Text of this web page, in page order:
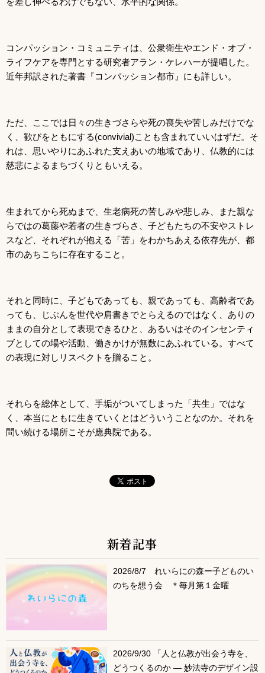
コンパッション・コミュニティは、公衆衛生やエンド・オブ・
ライフケアを専門とする研究者アラン・ケレハーが提唱した。
近年邦訳された著書『コンパッション都市』にも詳しい。
ただ、ここでは日々の生きづさらや死の喪失や苦しみだけでな
く、歓びをともにする(convivial)ことも含まれていいはずだ。そ
れは、思いやりにあふれた支えあいの地域であり、仏教的には
慈悲によるまちづくりともいえる。
生まれてから死ぬまで、生老病死の苦しみや悲しみ、また親な
らではの葛藤や若者の生きづらさ、子どもたちの不安やストレ
スなど、それぞれが抱える「苦」をわかちあえる依存先が、都
市のあちこちに存在すること。
それと同時に、子どもであっても、親であっても、高齢者であ
っても、じぶんを世代や肩書きでとらえるのではなく、ありの
ままの自分として表現できるひと、あるいはそのインセンティ
ブとしての場や活動、働きかけが無数にあふれている。すべて
の表現に対しリスペクトを贈ること。
それらを総体として、手垢がついてしまった「共生」ではな
く、本当にともに生きていくとはどういうことなのか。それを
問い続ける場所こそが應典院である。
サブコンテンツ
新着記事
2026/8/7 れいらにの森ー子どものい
のちを想う会 ＊毎月第１金曜
2026/9/30 「人と仏教が出会う寺を、
どうつくるのか ― 妙法寺のデザイン設